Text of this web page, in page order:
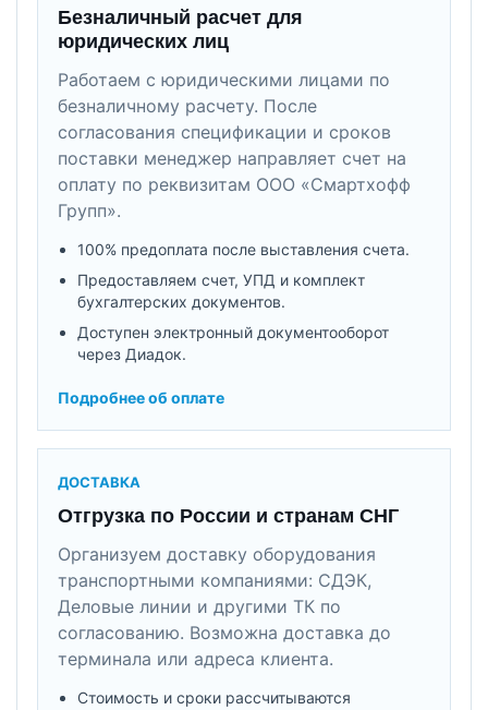
Безналичный расчет для
юридических лиц
Работаем с юридическими лицами по
безналичному расчету. После
согласования спецификации и сроков
поставки менеджер направляет счет на
оплату по реквизитам ООО «Смартхофф
Групп».
100% предоплата после выставления счета.
Предоставляем счет, УПД и комплект
бухгалтерских документов.
Доступен электронный документооборот
через Диадок.
Подробнее об оплате
ДОСТАВКА
Отгрузка по России и странам СНГ
Организуем доставку оборудования
транспортными компаниями: СДЭК,
Деловые линии и другими ТК по
согласованию. Возможна доставка до
терминала или адреса клиента.
Стоимость и сроки рассчитываются